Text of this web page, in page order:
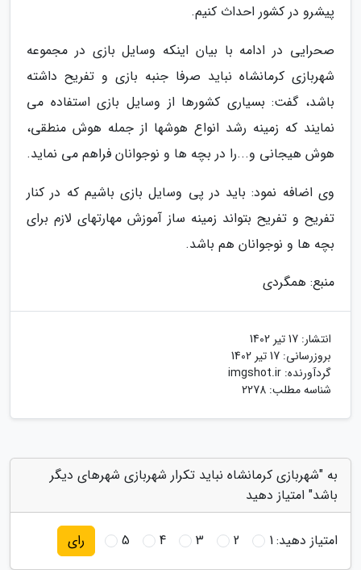
پیشرو در کشور احداث کنیم.
صحرایی در ادامه با بیان اینکه وسایل بازی در مجموعه
شهربازی کرمانشاه نباید صرفا جنبه بازی و تفریح داشته
باشد، گفت: بسیاری کشورها از وسایل بازی استفاده می
نمایند که زمینه رشد انواع هوشها از جمله هوش منطقی،
هوش هیجانی و...را در بچه ها و نوجوانان فراهم می نماید.
وی اضافه نمود: باید در پی وسایل بازی باشیم که در کنار
تفریح و تفریح بتواند زمینه ساز آموزش مهارتهای لازم برای
بچه ها و نوجوانان هم باشد.
منبع: همگردی
انتشار: 17 تیر 1402
بروزرسانی: 17 تیر 1402
گردآورنده: imgshot.ir
شناسه مطلب: 2278
به "شهربازی کرمانشاه نباید تکرار شهربازی شهرهای دیگر
باشد" امتیاز دهید
امتیاز دهید:1
2
3
4
5 رای